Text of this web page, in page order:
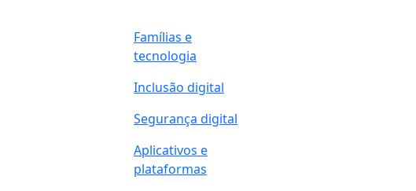
Famílias e
tecnologia
Inclusão digital
Segurança digital
Aplicativos e
plataformas